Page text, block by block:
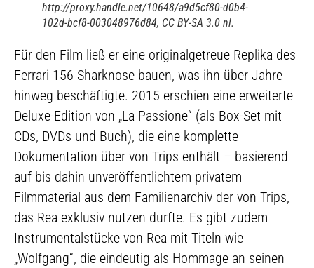
http://proxy.handle.net/10648/a9d5cf80-d0b4-
102d-bcf8-003048976d84, CC BY-SA 3.0 nl.
Für den Film ließ er eine originalgetreue Replika des
Ferrari 156 Sharknose bauen, was ihn über Jahre
hinweg beschäftigte. 2015 erschien eine erweiterte
Deluxe-Edition von „La Passione“ (als Box-Set mit
CDs, DVDs und Buch), die eine komplette
Dokumentation über von Trips enthält – basierend
auf bis dahin unveröffentlichtem privatem
Filmmaterial aus dem Familienarchiv der von Trips,
das Rea exklusiv nutzen durfte. Es gibt zudem
Instrumentalstücke von Rea mit Titeln wie
„Wolfgang“, die eindeutig als Hommage an seinen